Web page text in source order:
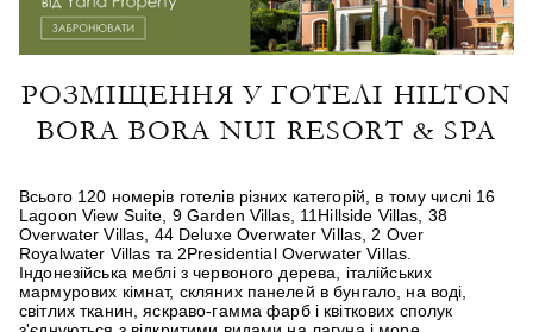
РОЗМІЩЕННЯ У ГОТЕЛІ HILTON
BORA BORA NUI RESORT & SPA
Всього 120 номерів готелів різних категорій, в тому числі 16
Lagoon View Suite, 9 Garden Villas, 11Hillside Villas, 38
Overwater Villas, 44 Deluxe Overwater Villas, 2 Over
Royalwater Villas та 2Presidential Overwater Villas.
Індонезійська меблі з червоного дерева, італійських
мармурових кімнат, скляних панелей в бунгало, на воді,
світлих тканин, яскраво-гамма фарб і квіткових сполук